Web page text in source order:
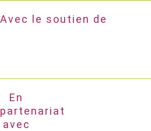
Avec le soutien de
En
partenariat
avec